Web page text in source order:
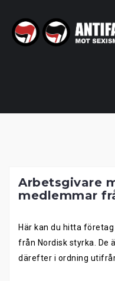
content
Arbetsgivare
medlemmar
Här kan du hitta
från Nordisk styrka. De
därefter i ordning